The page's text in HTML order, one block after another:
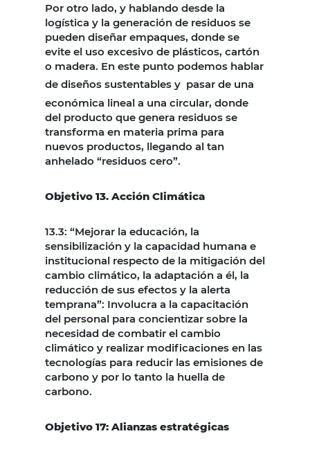
Por otro lado, y hablando desde la
logística y la generación de residuos se
pueden diseñar empaques, donde se
evite el uso excesivo de plásticos, cartón
o madera. En este punto podemos hablar
de diseños sustentables y pasar de una
económica lineal a una circular, donde
del producto que genera residuos se
transforma en materia prima para
nuevos productos, llegando al tan
anhelado “residuos cero”.
Objetivo 13. Acción Climática
13.3: “Mejorar la educación, la
sensibilización y la capacidad humana e
institucional respecto de la mitigación del
cambio climático, la adaptación a él, la
reducción de sus efectos y la alerta
temprana”: Involucra a la capacitación
del personal para concientizar sobre la
necesidad de combatir el cambio
climático y realizar modificaciones en las
tecnologías para reducir las emisiones de
carbono y por lo tanto la huella de
carbono.
Objetivo 17: Alianzas estratégicas